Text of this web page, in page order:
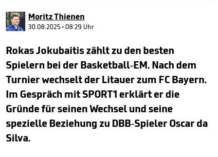
seconds
of
46
seconds
Moritz Thienen
30.08.2025 • 08:29 Uhr
Rokas Jokubaitis zählt zu den besten
Spielern bei der Basketball-EM. Nach dem
Turnier wechselt der Litauer zum FC Bayern.
Im Gespräch mit SPORT1 erklärt er die
Gründe für seinen Wechsel und seine
spezielle Beziehung zu DBB-Spieler Oscar da
Silva.